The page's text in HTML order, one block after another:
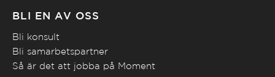
BLI EN AV OSS
Bli konsult
Bli samarbetspartner
Så är det att jobba på Moment